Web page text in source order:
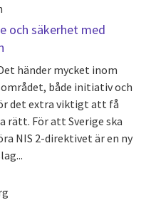
och säkerhet med
händer mycket inom
både initiativ och
det extra viktigt att få
rätt. För att Sverige ska
NIS 2-direktivet är en ny